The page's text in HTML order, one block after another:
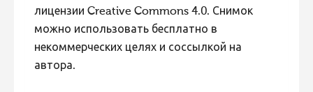
Фотоконкурс 2012
Фотоконкурс 2011
Фотоконкурс 2010
лицензии Creative Commons 4.0. Снимок
можно использовать бесплатно в
некоммерческих целях и соссылкой на
автора.